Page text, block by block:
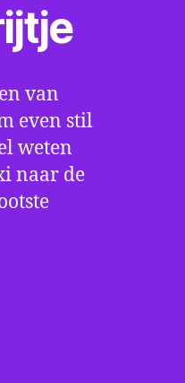
van
even stil
weten
naar de